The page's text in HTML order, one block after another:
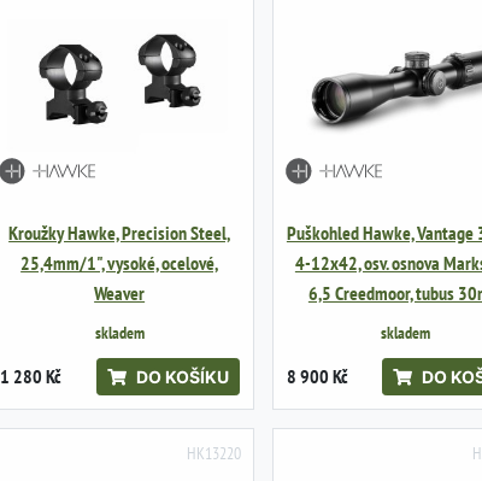
Kroužky Hawke, Precision Steel,
25,4mm/1", vysoké, ocelové,
Weaver
skladem
1 280 Kč DO KOŠÍKU
Puškohled Hawke, Vantage
4-12x42, osv. osnova
6,5 Creedmoor, tubus
skladem
8 900 Kč DO
HK13220